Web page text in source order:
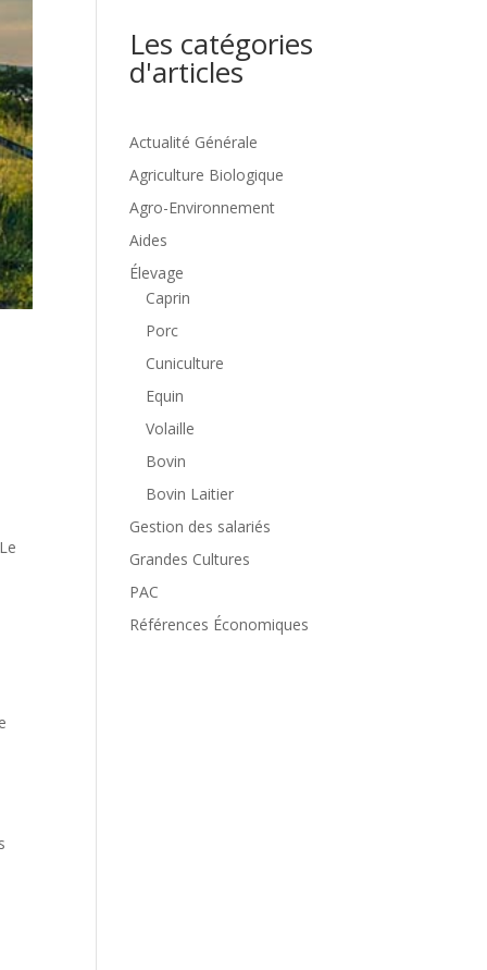
Les catégories
d'articles
Actualité Générale
Agriculture Biologique
Agro-Environnement
Aides
Élevage
Caprin
Porc
Cuniculture
Equin
Volaille
Bovin
Bovin Laitier
Gestion des salariés
Grandes Cultures
PAC
Références Économiques